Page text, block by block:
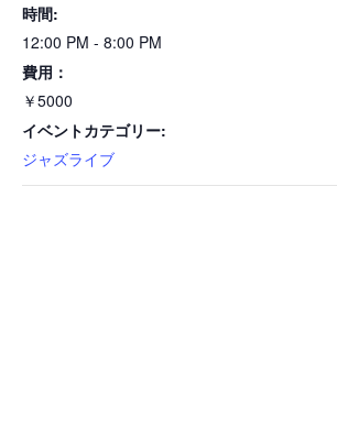
時間:
12:00 PM - 8:00 PM
費用：
￥5000
イベントカテゴリー:
ジャズライブ